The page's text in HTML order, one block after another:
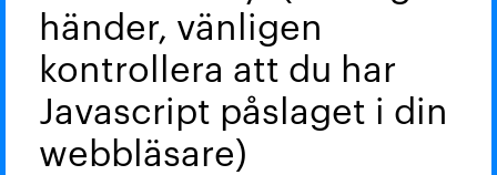
händer, vänligen
kontrollera att du har
Javascript påslaget i din
webbläsare)